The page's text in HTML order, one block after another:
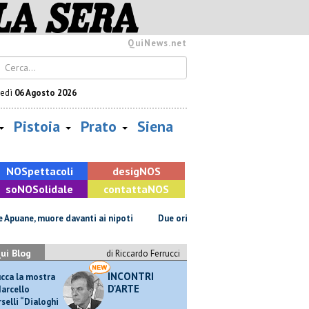
QuiNews.net
06 Agosto 2026
Pistoia Prato Siena
NOSpettacoli desigNOS
soNOSolidale contattaNOS
muore davanti ai nipoti Due ori nella Senna per Ginevra Taddeucci
Blog
di Riccardo Ferrucci
la mostra
“Dialoghi
INCONTRI
D'ARTE